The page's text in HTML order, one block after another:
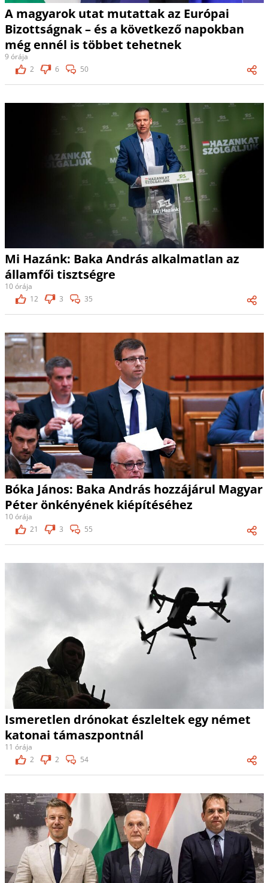
A magyarok utat mutattak az Európai
Bizottságnak – és a következő napokban
még ennél is többet tehetnek
9 órája
2
6 50
Mi Hazánk: Baka András alkalmatlan az
államfői tisztségre
10 órája
12
3 35
Bóka János: Baka András hozzájárul Magyar
Péter önkényének kiépítéséhez
10 órája
21
3 55
Ismeretlen drónokat észleltek egy német
katonai támaszpontnál
11 órája
2
2 54